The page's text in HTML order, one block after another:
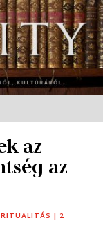
az
az
| 2